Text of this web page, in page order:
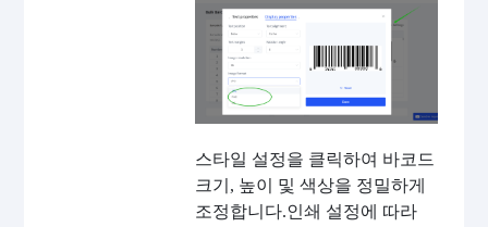
스타일 설정을 클릭하여 바코드
크기, 높이 및 색상을 정밀하게
조정합니다.인쇄 설정에 따라